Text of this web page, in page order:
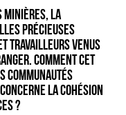
MINIÈRES, LA
PRÉCIEUSES
TRAVAILLEURS VENUS
COMMENT CET
COMMUNAUTÉS
LA COHÉSION
?